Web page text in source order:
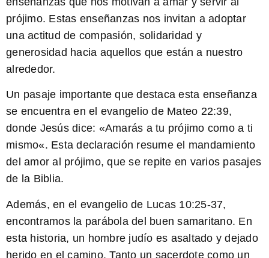
prójimo. Estas enseñanzas nos invitan a adoptar
una actitud de compasión, solidaridad y
generosidad hacia aquellos que están a nuestro
alrededor.
Un pasaje importante que destaca esta enseñanza
se encuentra en el evangelio de Mateo 22:39,
donde Jesús dice: «Amarás a tu prójimo como a ti
mismo«. Esta declaración resume el mandamiento
del amor al prójimo, que se repite en varios pasajes
de la Biblia.
Además, en el evangelio de Lucas 10:25-37,
encontramos la parábola del buen samaritano. En
esta historia, un hombre judío es asaltado y dejado
herido en el camino. Tanto un sacerdote como un